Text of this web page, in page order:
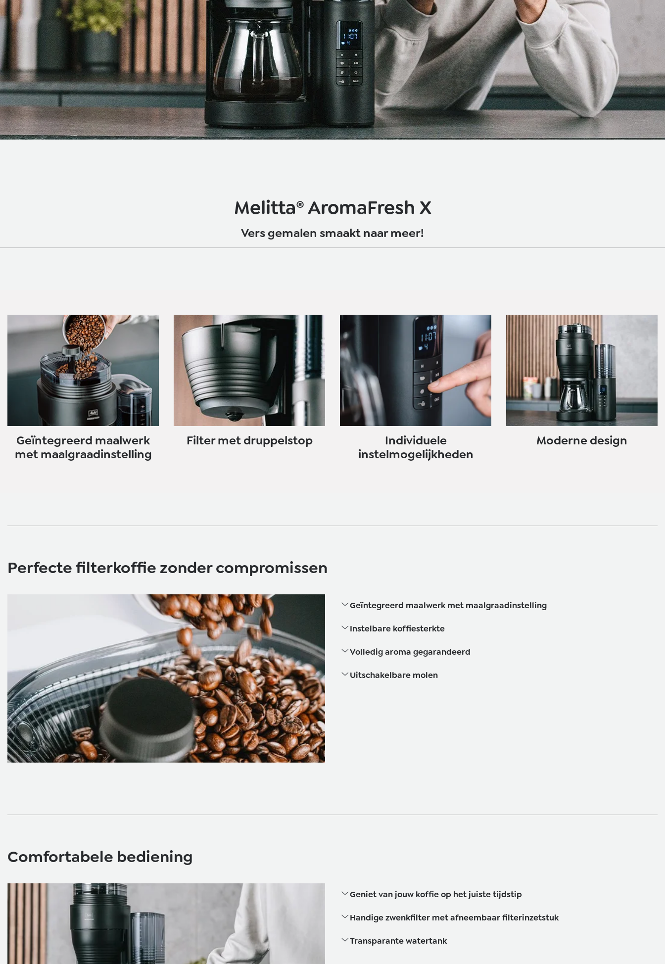
Melitta® AromaFresh X
Vers gemalen smaakt naar meer!
Geïntegreerd maalwerk
met maalgraadinstelling
Filter met druppelstop
Individuele
instelmogelijkheden
Moderne design
Perfecte filterkoffie zonder compromissen
Geïntegreerd maalwerk met maalgraadinstelling
Instelbare koffiesterkte
Volledig aroma gegarandeerd
Uitschakelbare molen
Comfortabele bediening
Geniet van jouw koffie op het juiste tijdstip
Handige zwenkfilter met afneembaar filterinzetstuk
Transparante watertank